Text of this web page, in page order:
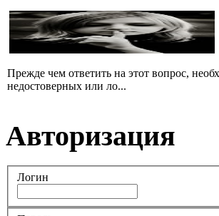
Прежде чем ответить на этот вопрос,
недостоверных или ло...
Авторизация
Логин